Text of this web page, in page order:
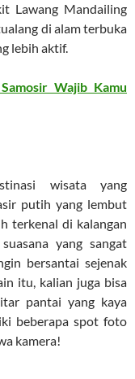
Lawang Mandailing
di alam terbuka
lebih aktif.
Wajib Kamu
wisata yang
putih yang lembut
terkenal di kalangan
yang sangat
bersantai sejenak
itu, kalian juga bisa
pantai yang kaya
beberapa spot foto
kamera!